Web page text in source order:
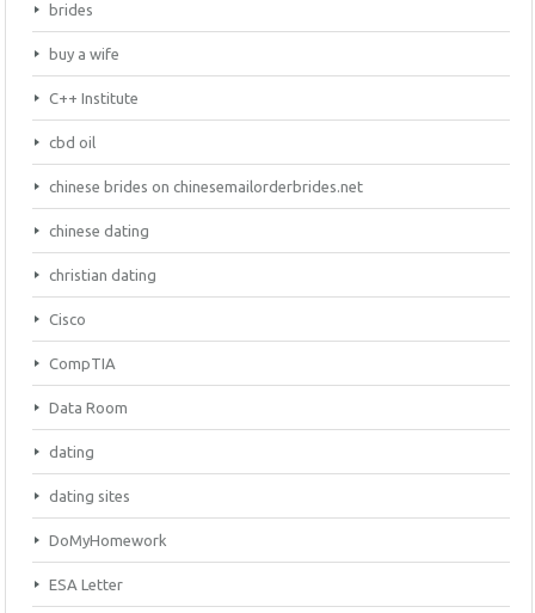
brides
buy a wife
C++ Institute
cbd oil
chinese brides on chinesemailorderbrides.net
chinese dating
christian dating
Cisco
CompTIA
Data Room
dating
dating sites
DoMyHomework
ESA Letter